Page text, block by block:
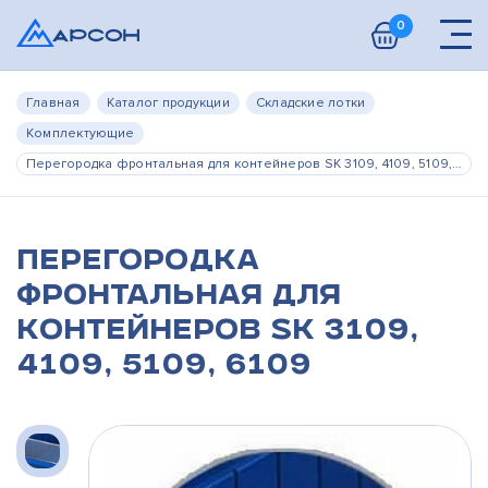
0
Главная Каталог продукции
Складские лотки
Комплектующие
Перегородка фронтальная для контейнеров SK 3109, 4109, 5109, 6109
Перегородка
фронтальная для
контейнеров SK 3109,
4109, 5109, 6109